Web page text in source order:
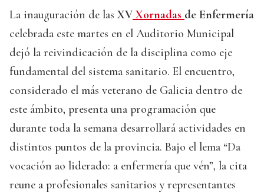
La inauguración de las XV Xornadas de Enfermería
celebrada este martes en el Auditorio Municipal
dejó la reivindicación de la disciplina como eje
fundamental del sistema sanitario. El encuentro,
considerado el más veterano de Galicia dentro de
este ámbito, presenta una programación que
durante toda la semana desarrollará actividades en
distintos puntos de la provincia. Bajo el lema “Da
vocación ao liderado: a enfermería que vén”, la cita
reune a profesionales sanitarios y representantes